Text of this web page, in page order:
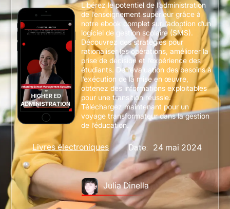
Livres électroniques Date: 24 mai 2024
Julia Dinella
Libérez le potentiel de l’administration
de l’enseignement supérieur grâce à
notre ebook complet sur l’adoption d’un
logiciel de gestion scolaire (SMS).
Découvrez des stratégies pour
rationaliser les opérations, améliorer la
prise de décision et l’expérience des
étudiants. De l’évaluation des besoins à
l’exécution de la mise en œuvre,
obtenez des informations exploitables
pour une transition réussie.
Téléchargez maintenant pour un
voyage transformateur dans la gestion
de l’éducation.